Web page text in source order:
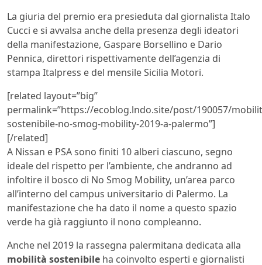
La giuria del premio era presieduta dal giornalista Italo
Cucci e si avvalsa anche della presenza degli ideatori
della manifestazione, Gaspare Borsellino e Dario
Pennica, direttori rispettivamente dell’agenzia di
stampa Italpress e del mensile Sicilia Motori.
[related layout=”big”
permalink=”https://ecoblog.lndo.site/post/190057/
sostenibile-no-smog-mobility-2019-a-palermo”]
[/related]
A Nissan e PSA sono finiti 10 alberi ciascuno, segno
ideale del rispetto per l’ambiente, che andranno ad
infoltire il bosco di No Smog Mobility, un’area parco
all’interno del campus universitario di Palermo. La
manifestazione che ha dato il nome a questo spazio
verde ha già raggiunto il nono compleanno.
Anche nel 2019 la rassegna palermitana dedicata alla
mobilità sostenibile ha coinvolto esperti e giornalisti